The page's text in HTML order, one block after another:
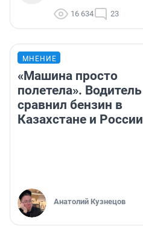
16 634 23
МНЕНИЕ
«Машина просто
полетела». Водитель
сравнил бензин в
Казахстане и России
Анатолий Кузнецов